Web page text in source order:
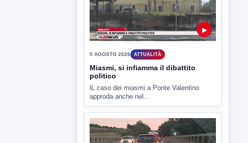
▶
5 AGOSTO 2026 ATTUALITÀ
Miasmi, si infiamma il dibattito
politico
lL caso dei miasmi a Ponte Valentino
approda anche nel...